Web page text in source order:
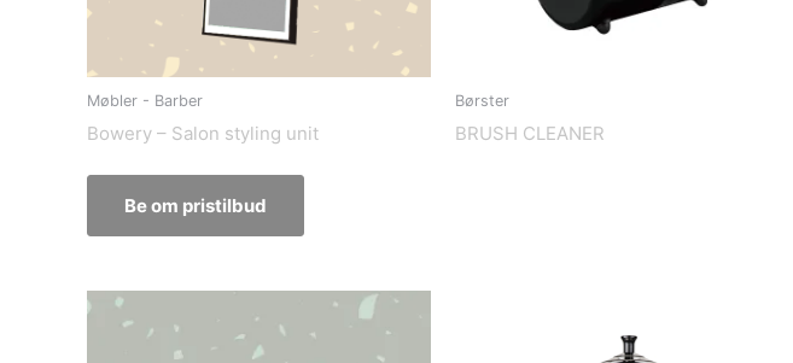
Møbler - Barber
Bowery – Salon styling unit
Be om pristilbud
Børster
BRUSH CLEANER